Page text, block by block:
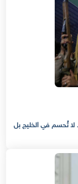
لا تُحسم في الخليج بل